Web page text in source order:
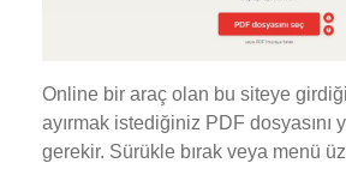
Online bir araç olan bu siteye
ayırmak istediğiniz PDF dosyasını
gerekir. Sürükle bırak veya menü